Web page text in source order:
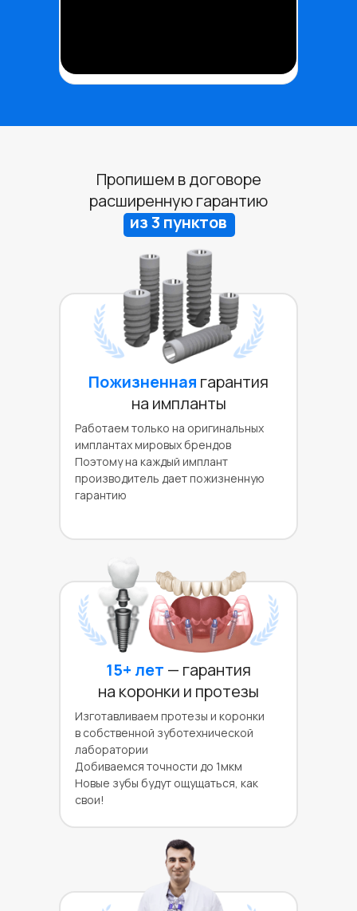
Пропишем в договоре
расширенную гарантию
из 3 пунктов
Пожизненная гарантия
на импланты
Работаем только на оригинальных
имплантах мировых брендов
Поэтому на каждый имплант
производитель дает пожизненную
гарантию
15+ лет — гарантия
на коронки и протезы
Изготавливаем протезы и коронки
в собственной зуботехнической
лаборатории
Добиваемся точности до 1мкм
Новые зубы будут ощущаться, как
свои!